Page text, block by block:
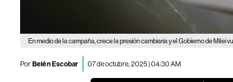
En medio de la campaña, crece la presión cambiaria y el Gobierno de Milei
PorBelén Escobar 07 de octubre, 2025 | 04:30 AM